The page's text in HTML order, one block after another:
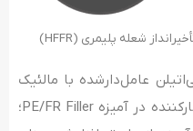
عامل‌دارشده با مالئیک
انیدرید (PE-g-MA)، به‌عنوان سازگارکننده در آمیزه PE/FR Filler­؛